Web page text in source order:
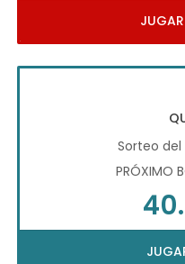
Sorteo
PRÓXIMO